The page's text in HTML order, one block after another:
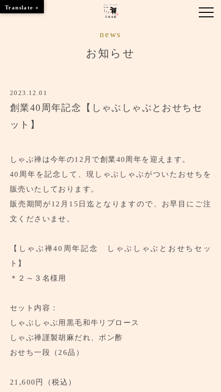
ブランドトップ
news
お知らせ
2023.12.01
創業40周年記念【しゃぶしゃぶとおせちセ
ット】
しゃぶ禅は今年の12月で創業40周年を迎えます。
40周年を記念して、現しゃぶしゃぶがついたおせちを
販売いたしております。
販売期間が12月15日迄となりますので、お早目にご注
文くださいませ。
【しゃぶ禅40周年記念 しゃぶしゃぶとおせちセッ
ト】
＊２～３名様用
セット内容：
しゃぶしゃぶ用黒毛和牛リブロース
しゃぶ禅謹製胡麻だれ、ポン酢
おせち一段（26品）
21,600円（税込）
Translate »